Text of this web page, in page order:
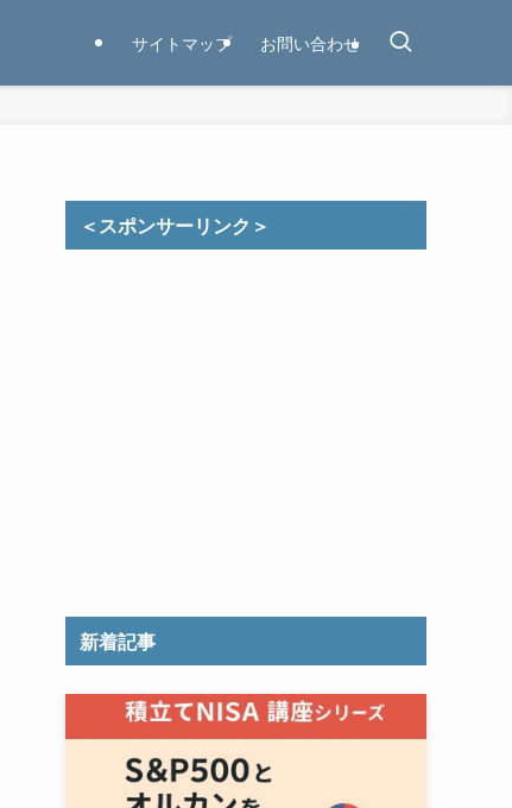
サイトマップ お問い合わせ
＜スポンサーリンク＞
新着記事